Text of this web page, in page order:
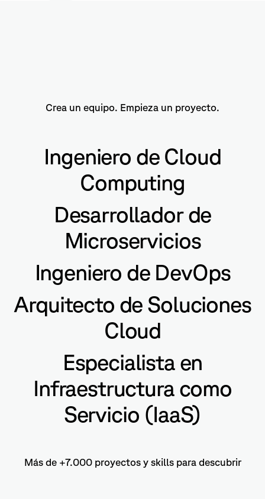
Crea un equipo. Empieza un proyecto.
Ingeniero de Cloud
Computing
Desarrollador de
Microservicios
Ingeniero de DevOps
Arquitecto de Soluciones
Cloud
Especialista en
Infraestructura como
Servicio (IaaS)
Más de +7.000 proyectos y skills para descubrir